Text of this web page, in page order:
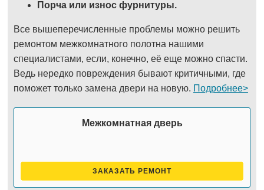
Порча или износ фурнитуры.
Все вышеперечисленные проблемы можно решить
ремонтом межкомнатного полотна нашими
специалистами, если, конечно, её еще можно спасти.
Ведь нередко повреждения бывают критичными, где
поможет только замена двери на новую. Подробнее>
Межкомнатная дверь
ЗАКАЗАТЬ РЕМОНТ